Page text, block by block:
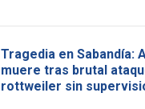
Tragedia en Sabandía:
muere tras brutal
rottweiler sin